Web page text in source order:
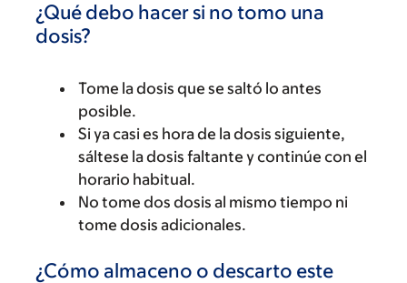
¿Qué debo hacer si no tomo una
dosis?
Tome la dosis que se saltó lo antes
posible.
Si ya casi es hora de la dosis siguiente,
sáltese la dosis faltante y continúe con el
horario habitual.
No tome dos dosis al mismo tiempo ni
tome dosis adicionales.
¿Cómo almaceno o descarto este